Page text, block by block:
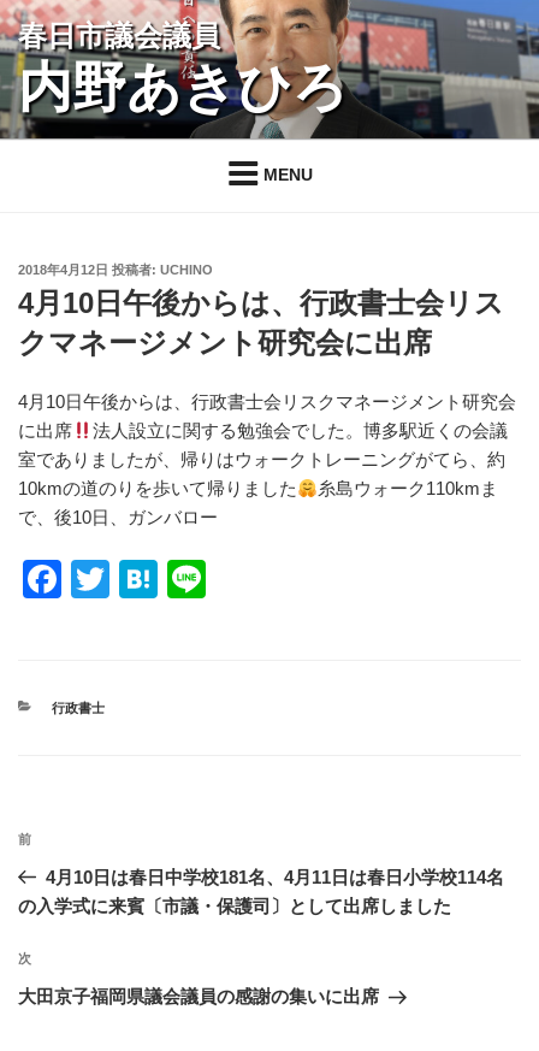
コ
ン
ツ
春日市議会議員
内野あきひろ
MENU
投
稿
日:
2018年4月12日 投稿者: UCHINO
4月10日午後からは、行政書士会リス
クマネージメント研究会に出席
4月10日午後からは、行政書士会リスクマネージメント研究会
に出席
法人設立に関する勉強会でした。博多駅近くの会議
室でありましたが、帰りはウォークトレーニングがてら、約
10kmの道のりを歩いて帰りました
糸島ウォーク110kmま
で、後10日、ガンバロー
F
e
T
H
カ
行政書士
投
ナ
ゲ
ー
過
去
の
稿
前
4月10日は春日中学校181名、4月11日は春日小学校114名
の入学式に来賓〔市議・保護司〕として出席しました
次
の
次
大田京子福岡県議会議員の感謝の集いに出席